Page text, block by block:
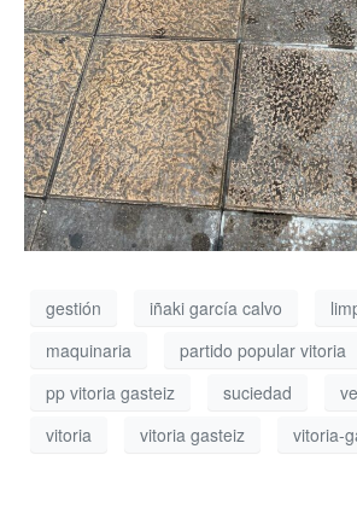
gestión iñaki garcía calvo
maquinaria
partido popular vitoria
pp vitoria gasteiz
suciedad
vitoria
vitoria gasteiz vitoria-